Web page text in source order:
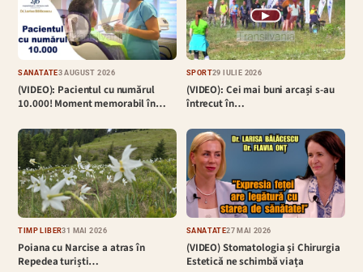
SĂNĂTATE3 AUGUST 2026
(VIDEO): Pacientul cu numărul
10.000! Moment memorabil în…
▶
SPORT29 IULIE 2026
(VIDEO): Cei mai buni arcași s-au
întrecut în…
TIMP LIBER31 MAI 2026
Poiana cu Narcise a atras în
Repedea turiști…
SĂNĂTATE27 MAI 2026
(VIDEO) Stomatologia și Chirurgia
Estetică ne schimbă viața